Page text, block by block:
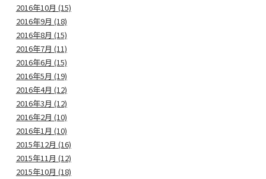
2016年10月 (15)
2016年9月 (18)
2016年8月 (15)
2016年7月 (11)
2016年6月 (15)
2016年5月 (19)
2016年4月 (12)
2016年3月 (12)
2016年2月 (10)
2016年1月 (10)
2015年12月 (16)
2015年11月 (12)
2015年10月 (18)